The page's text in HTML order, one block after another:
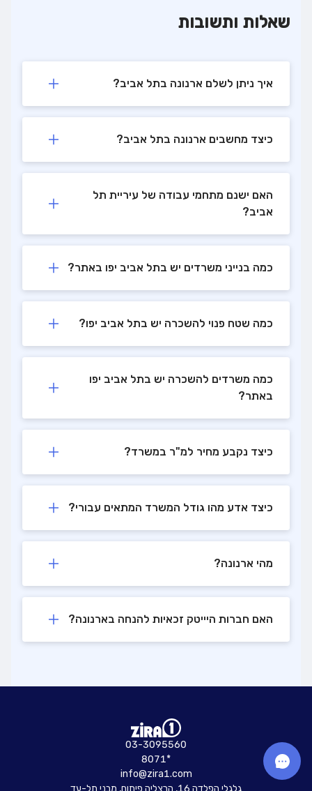
שאלות ותשובות
איך ניתן לשלם ארנונה בתל אביב?
כיצד מחשבים ארנונה בתל אביב?
האם ישנם מתחמי עבודה של עיריית תל
אביב?
כמה בנייני משרדים יש בתל אביב יפו באתר?
כמה שטח פנוי להשכרה יש בתל אביב יפו?
כמה משרדים להשכרה יש בתל אביב יפו
באתר?
כיצד נקבע מחיר למ"ר במשרד?
כיצד אדע מהו גודל המשרד המתאים עבורי?
מהי ארנונה?
האם חברות היייטק זכאיות להנחה בארנונה?
03-3095560
8071*
info@zira1.com
גלגלי הפלדה 16, הרצליה פיתוח, מבני תל-עד